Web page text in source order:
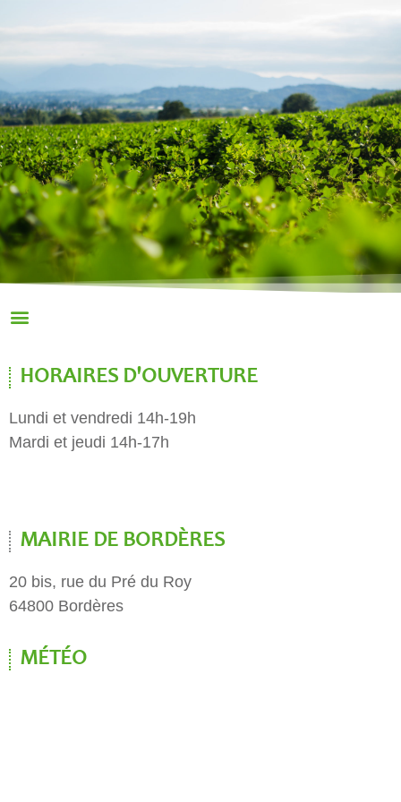
HORAIRES D'OUVERTURE
Lundi et vendredi 14h-19h
Mardi et jeudi 14h-17h
MAIRIE DE BORDÈRES
20 bis, rue du Pré du Roy
64800 Bordères
MÉTÉO